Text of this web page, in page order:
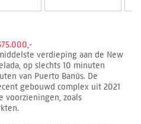
verdieping aan de New
op slechts 10 minuten
van Puerto Banús. De
gebouwd complex uit 2021
voorzieningen, zoals